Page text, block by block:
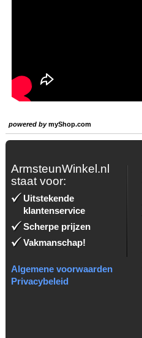
powered bymyShop.com
ArmsteunWinkel.nl
staat voor:
Uitstekende
klantenservice
Scherpe prijzen
Vakmanschap!
Algemene voorwaarden
Privacybeleid